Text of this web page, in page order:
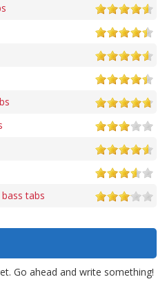
tabs
Go ahead and write something!